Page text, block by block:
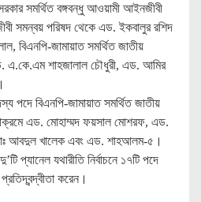
সমর্থিত বঙ্গবন্ধু আওয়ামী আইনজীবী
সমন্বয় পরিষদ থেকে এড. ইকবালুর রশিদ
জামায়াত সমর্থিত জাতীয়
এ.কে.এম শাহজালাল চৌধুরী, এড. আমির
পদে বিএনপি-জামায়াত সমর্থিত জাতীয়
এড. মোহাম্মদ ফয়সাল মোশরফ, এড.
আবদুল খালেক এবং এড. শাহআলম-৫।
প্যানেল যথারীতি নির্বাচনে ১৭টি পদে
করেন।